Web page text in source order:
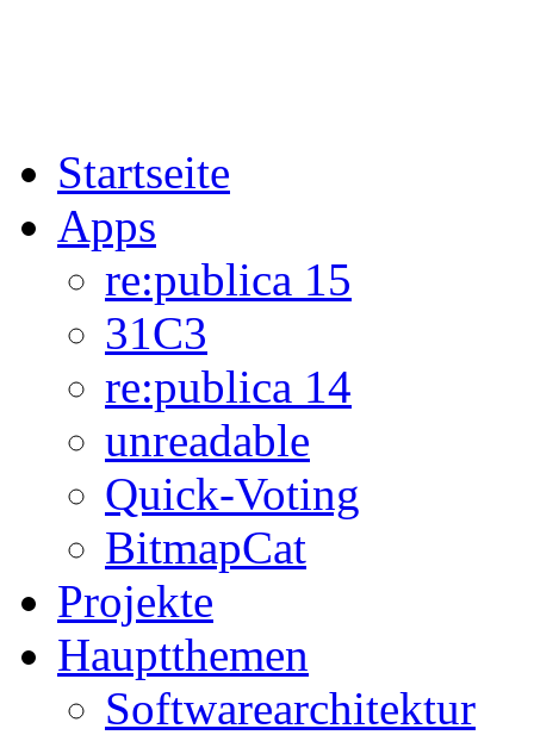
Startseite
Apps
re:publica 15
31C3
re:publica 14
unreadable
Quick-Voting
BitmapCat
Projekte
Hauptthemen
Softwarearchitektur